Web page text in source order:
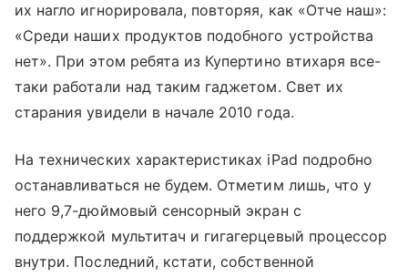
их нагло игнорировала, повторяя, как «Отче наш»:
«Среди наших продуктов подобного устройства
нет». При этом ребята из Купертино втихаря все-
таки работали над таким гаджетом. Свет их
старания увидели в начале 2010 года.
На технических характеристиках iPad подробно
останавливаться не будем. Отметим лишь, что у
него 9,7-дюймовый сенсорный экран с
поддержкой мультитач и гигагерцевый процессор
внутри. Последний, кстати, собственной